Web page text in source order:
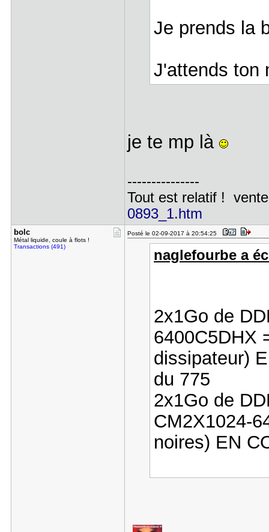
Je prends la
J'attends ton
je te mp là
---------------
Tout est relatif !
0893_1.htm
bolc
Métal liquide, coule à flots !
Transactions (491)
Posté le 02-09-2017 à 20:54:25
naglefourbe a
2x1Go de
6400C5DHX
dissipateur)
du 775
2x1Go de
CM2X1024-
noires) EN